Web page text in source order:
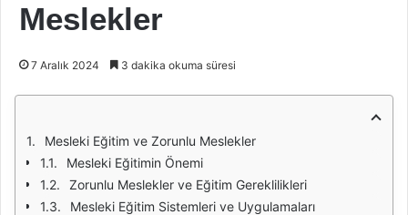
Meslekler
7 Aralık 2024 3 dakika okuma süresi
Mesleki Eğitim ve Zorunlu Meslekler
Mesleki Eğitimin Önemi
Zorunlu Meslekler ve Eğitim Gereklilikleri
Mesleki Eğitim Sistemleri ve Uygulamaları